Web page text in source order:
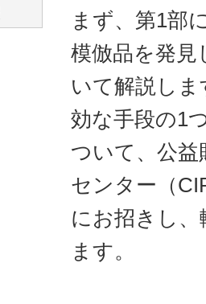
まず、第1部
模倣品を発見
いて解説し
効な手段の1
ついて、公益
センター（
にお招きし
ます。